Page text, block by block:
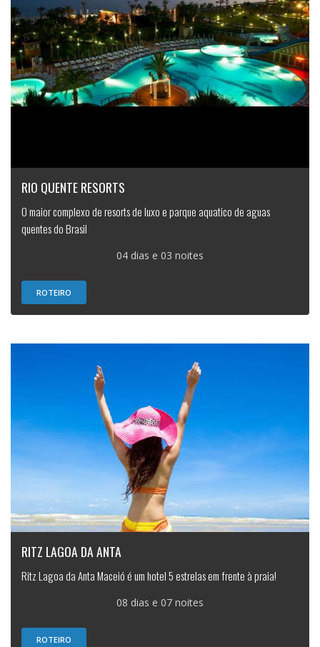
RIO QUENTE RESORTS
O maior complexo de resorts de luxo e parque aquatico de aguas
quentes do Brasil
04 dias e 03 noites
ROTEIRO
RITZ LAGOA DA ANTA
Ritz Lagoa da Anta Maceió é um hotel 5 estrelas em frente à praia!
08 dias e 07 noites
ROTEIRO